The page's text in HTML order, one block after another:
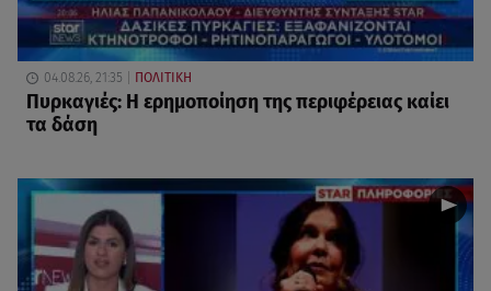
04.08.26, 21:35 ΠΟΛΙΤΙΚΗ
Πυρκαγιές: Η ερημοποίηση της περιφέρειας καίει
τα δάση